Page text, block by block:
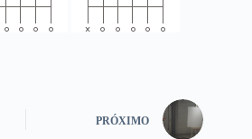
PRÓXIMO